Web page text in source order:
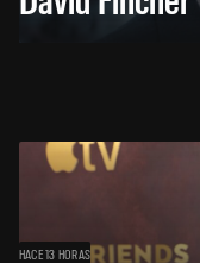
HACE 13 HORAS